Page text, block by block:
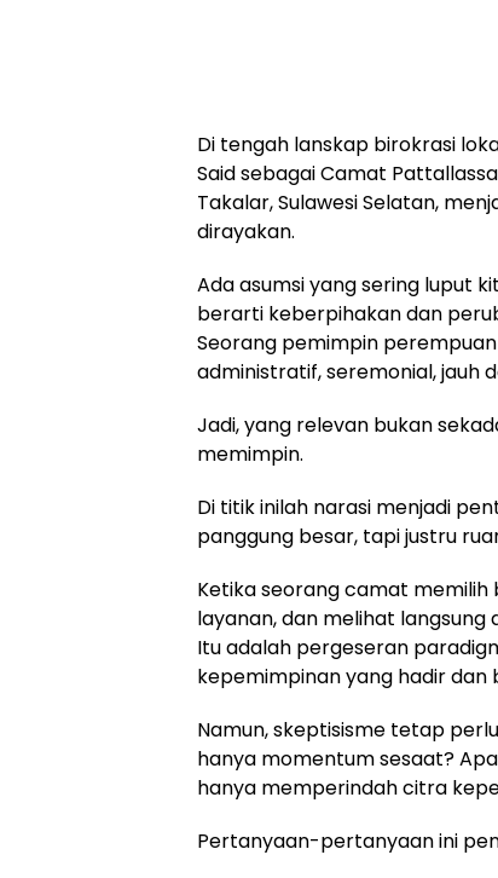
Di tengah lanskap birokrasi
Said sebagai Camat
Takalar, Sulawesi Selatan,
dirayakan.
Ada asumsi yang sering luput
berarti keberpihakan dan
Seorang pemimpin
administratif, seremonial, jauh
Jadi, yang relevan bukan
memimpin.
Di titik inilah narasi menjadi
panggung besar, tapi justru
Ketika seorang camat
layanan, dan melihat langsung
Itu adalah pergeseran
kepemimpinan yang hadir
Namun, skeptisisme tetap
hanya momentum sesaat?
hanya memperindah citra
Pertanyaan-pertanyaan ini